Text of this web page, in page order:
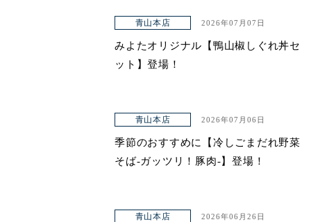
青山本店 2026年07月07日
みよたオリジナル【鴨山椒しぐれ丼セ
ット】登場！
青山本店 2026年07月06日
季節のおすすめに【冷しごまだれ野菜
そば-ガッツリ！豚肉-】登場！
青山本店 2026年06月26日